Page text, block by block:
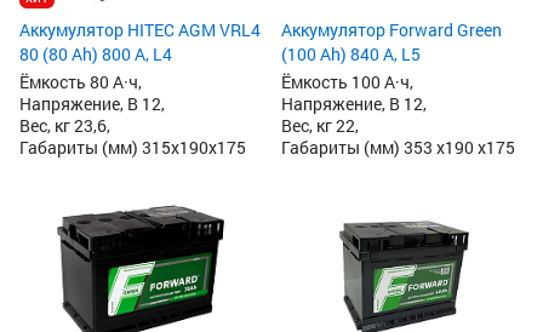
Аккумулятор HITEC AGM VRL4
80 (80 Ah) 800 А, L4
Ёмкость 80 А·ч,
Напряжение, В 12,
Вес, кг 23,6,
Габариты (мм) 315x190x175
Аккумулятор Forward Green
(100 Ah) 840 А, L5
Ёмкость 100 А·ч,
Напряжение, В 12,
Вес, кг 22,
Габариты (мм) 353 x190 x175